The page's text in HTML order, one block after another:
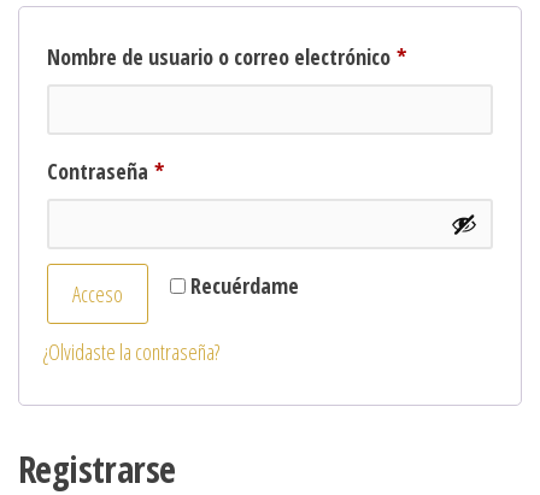
Nombre de usuario o correo electrónico *
Contraseña *
Recuérdame
Acceso
¿Olvidaste la contraseña?
Registrarse